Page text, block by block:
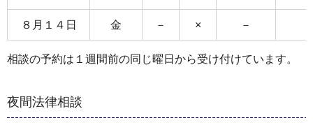
８月１４日 金 － × －
相談の予約は１週間前の同じ曜日から受け付けています。
夜間法律相談